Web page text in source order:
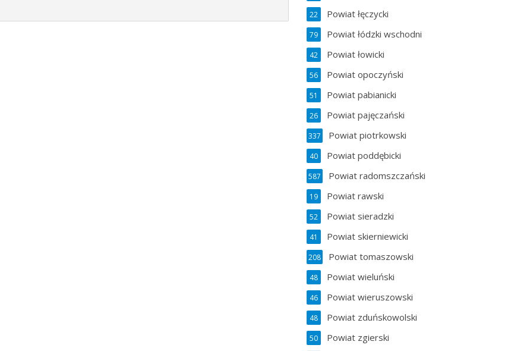
Powiat łęczycki
22
Powiat łódzki wschodni
79
Powiat łowicki
42
Powiat opoczyński
56
Powiat pabianicki
51
Powiat pajęczański
26
Powiat piotrkowski
337
Powiat poddębicki
40
Powiat radomszczański
587
Powiat rawski
19
Powiat sieradzki
52
Powiat skierniewicki
41
Powiat tomaszowski
208
Powiat wieluński
48
Powiat wieruszowski
46
Powiat zduńskowolski
48
Powiat zgierski
50